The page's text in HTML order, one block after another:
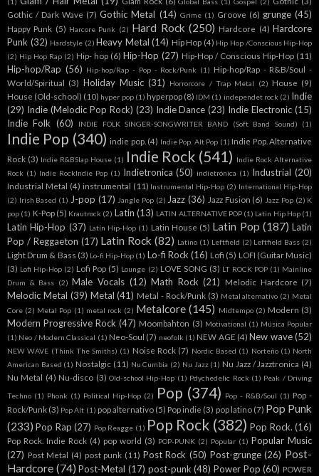
Gothic / Dark Wave (7) Gothic Metal (14) Grime (1) Groove (6) grunge (45)
Happy Punk (5) Harcore Punk (2) Hard Rock (250) Hardcore (4) Hardcore
Punk (32) Hardstyle (2) Heavy Metal (14) Hip Hop (4) Hip Hop /Conscious Hip-Hop
(2) Hip Hop Rap (2) Hip- hop (6) Hip-Hop (27) Hip-Hop / Conscious Hip-Hop (11)
Hip-hop/Rap (56) Hip-hop/Rap - Pop - Rock/Punk (1) Hip-hop/Rap - R&B/Soul -
World/Spiritual (3) Holiday Music (31) Horrorcore / Trap Metal (2) House (9)
House (Old-school) (10) hyper pop (1) hyperpop (8) IDM (1) independet rock (2) Indie
(29) Indie (Melodic Pop Rock) (23) Indie Dance (23) Indie Electronic (15)
Indie Folk (60) INDIE FOLK SINGER-SONGWRITER BAND (Soft Band Sound) (1)
Indie Pop (340) indie pop. (4) Indie Pop. Alt Pop (1) Indie Pop. Alternative
Rock (3) Indie R&BSlap House (1) Indie Rock (541) Indie Rock Alternative
Rock (1) Indie RockIndie Pop (1) Indietronica (50) indietrónica (1) Industrial (20)
Industrial Metal (4) instrumental (11) Instrumental Hip-Hop (2) International Hip-Hop
(2) Irish Based (1) J-pop (17) Jangle Pop (2) Jazz (36) Jazz Fusion (6) Jazz Pop (2) K
pop (1) K-Pop (5) Krautrock (2) Latin (13) LATIN ALTERNATIVE POP (1) Latin Hip Hop (1)
Latin Hip-Hop (37) Latín Hip-Hop (1) Latin House (5) Latin Pop (187) Latin
Pop / Reggaeton (17) Latin Rock (82) Latino (1) Leftfield (2) Leftfield Bass (2)
Light Drum & Bass (3) Lo-fi Hip-Hop (1) Lo-fi Rock (16) Lofi (5) LOFI (Guitar Music)
(3) Lofi Hip-Hop (2) Lofi Pop (5) Lounge (2) LOVE SONG (3) LT ROCK POP (1) Mainline
Drum & Bass (2) Male Vocals (12) Math Rock (21) Melodic Hardcore (7)
Melodic Metal (39) Metal (41) Metal - Rock/Punk (3) Metal alternativo (2) Metal
Core (2) Metal Pop (1) metal rock (2) Metalcore (145) Midtempo (2) Modern (3)
Modern Progressive Rock (47) Moombahton (3) Motivational (1) Música Popular
(1) Neo / Modern Classical (1) Neo-Soul (7) neofolk (1) NEW AGE (4) New wave (52)
NEW WAVE (Think The Smiths) (1) Noise Rock (7) Nordic Based (1) Norteño (1) North
American Based (1) Nostalgic (11) Nu Cumbia (2) Nu Jazz (1) Nu Jazz / Jazztronica (4)
Nu Metal (4) Nu-disco (3) Old-school Hip-Hop (1) Pdychedelic Rock (1) Peak / Driving
Techno (1) Phonk (1) Political Hip-Hop (2) Pop (374) Pop - R&B/Soul (1) Pop -
Rock/Punk (3) Pop Alt (1) pop alternativo (5) Pop indie (3) pop latino (7) Pop Punk
(233) Pop Rap (27) Pop Reagge (1) Pop Rock (382) Pop Rock. (16)
Pop Rock. Indie Rock (4) pop world (3) POP-PUNK (2) Popular (1) Popular Music
(27) Post Metal (4) post punk (11) Post Rock (50) Post-grunge (26) Post-
Hardcore (74) Post-Metal (17) post-punk (48) Power Pop (60) POWER